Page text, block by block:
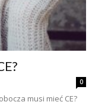
0
musi mieć CE?